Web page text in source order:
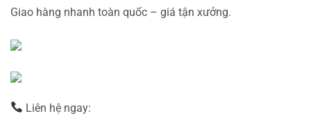
Giao hàng nhanh toàn quốc – giá tận xưởng.
Liên hệ ngay: